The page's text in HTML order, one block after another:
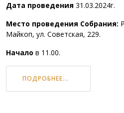
Дата проведения 31.03.2024г.
Место проведения Собрания:
Майкоп, ул. Советская, 229.
Начало в 11.00.
ПОДРОБНЕЕ...